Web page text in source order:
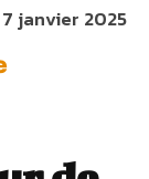
7 janvier 2025